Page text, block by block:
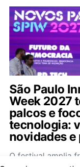
São Paulo
Week 2027
palcos e
tecnologia:
novidades
O festival amplia